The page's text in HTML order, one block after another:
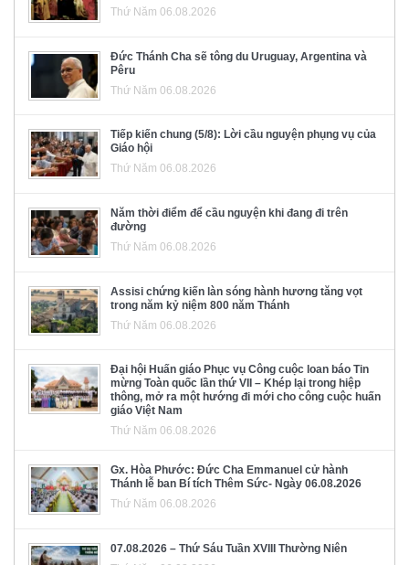
Thứ Năm 06.08.2026
Đức Thánh Cha sẽ tông du Uruguay, Argentina và
Pêru
Thứ Năm 06.08.2026
Tiếp kiến chung (5/8): Lời cầu nguyện phụng vụ của
Giáo hội
Thứ Năm 06.08.2026
Năm thời điểm để cầu nguyện khi đang đi trên
đường
Thứ Năm 06.08.2026
Assisi chứng kiến làn sóng hành hương tăng vọt
trong năm kỷ niệm 800 năm Thánh
Thứ Năm 06.08.2026
Đại hội Huấn giáo Phục vụ Công cuộc loan báo Tin
mừng Toàn quốc lần thứ VII – Khép lại trong hiệp
thông, mở ra một hướng đi mới cho công cuộc huấn
giáo Việt Nam
Thứ Năm 06.08.2026
Gx. Hòa Phước: Đức Cha Emmanuel cử hành
Thánh lễ ban Bí tích Thêm Sức- Ngày 06.08.2026
Thứ Năm 06.08.2026
07.08.2026 – Thứ Sáu Tuần XVIII Thường Niên